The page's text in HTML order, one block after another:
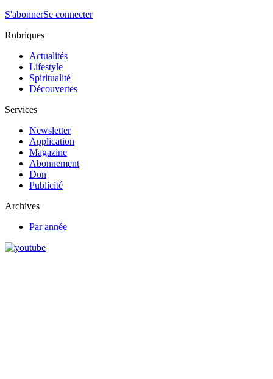
S'abonnerSe connecter
Rubriques
Actualités
Lifestyle
Spiritualité
Découvertes
Services
Newsletter
Application
Magazine
Abonnement
Don
Publicité
Archives
Par année